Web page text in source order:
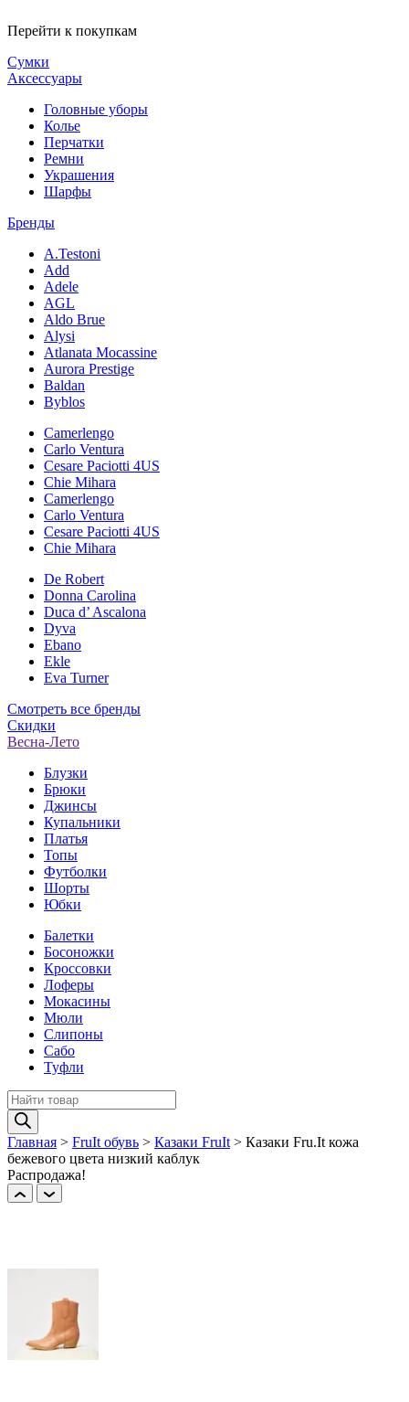
Перейти к покупкам
Сумки
Аксессуары
Головные уборы
Колье
Перчатки
Ремни
Украшения
Шарфы
Бренды
A.Testoni
Add
Adele
AGL
Aldo Brue
Alysi
Atlanata Mocassine
Aurora Prestige
Baldan
Byblos
Camerlengo
Carlo Ventura
Cesare Paciotti 4US
Chie Mihara
Camerlengo
Carlo Ventura
Cesare Paciotti 4US
Chie Mihara
De Robert
Donna Carolina
Duca d’ Ascalona
Dyva
Ebano
Ekle
Eva Turner
Смотреть все бренды
Скидки
Весна-Лето
Блузки
Брюки
Джинсы
Купальники
Платья
Топы
Футболки
Шорты
Юбки
Балетки
Босоножки
Кроссовки
Лоферы
Мокасины
Мюли
Слипоны
Сабо
Туфли
Поиск
товаров
Главная > FruIt обувь > Казаки FruIt > Казаки Fru.It кожа
бежевого цвета низкий каблук
Распродажа!